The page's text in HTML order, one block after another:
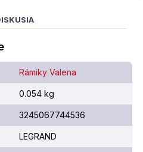
Rámiky Valena
0.054 kg
3245067744536
LEGRAND